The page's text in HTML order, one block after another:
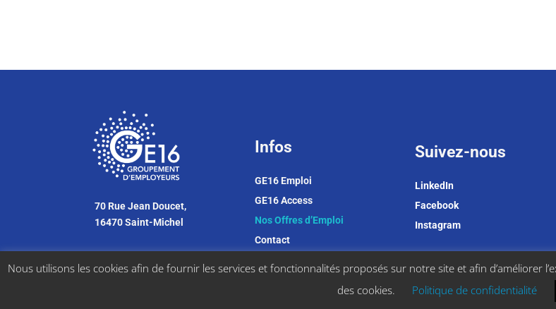
70 Rue Jean Doucet,
16470 Saint-Michel
05 45 64 18 91
Infos
GE16 Emploi
GE16 Access
Nos Offres d’Emploi
Contact
Suivez-nous
LinkedIn
Facebook
Instagram
Nous utilisons les cookies afin de fournir les services et fonctionnalités proposés sur notre site et afin d’améliorer
des cookies.
Politique de confidentialité